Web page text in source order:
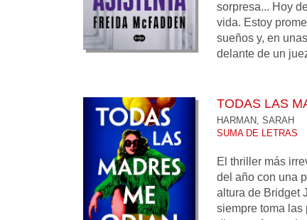
sorpresa... Hoy
vida. Estoy
sueños y, en
delante de un
TODAS LAS
HARMAN, SARAH
SUMA DE LETRAS
El thriller más
del año con una
altura de Bridget
siempre toma las